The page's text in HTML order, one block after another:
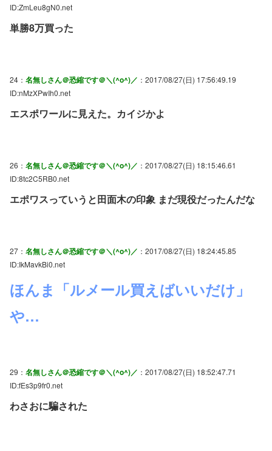
ID:ZmLeu8gN0.net
単勝8万買った
24： 名無しさん＠恐縮です＠＼(^o^)／ ：2017/08/27(日) 17:56:49.19
ID:nMzXPwIh0.net
エスポワールに見えた。カイジかよ
26： 名無しさん＠恐縮です＠＼(^o^)／ ：2017/08/27(日) 18:15:46.61
ID:8tc2C5RB0.net
エポワスっていうと田面木の印象 まだ現役だったんだな
27： 名無しさん＠恐縮です＠＼(^o^)／ ：2017/08/27(日) 18:24:45.85
ID:IkMavkBi0.net
ほんま「ルメール買えばいいだけ」
や…
29： 名無しさん＠恐縮です＠＼(^o^)／ ：2017/08/27(日) 18:52:47.71
ID:fEs3p9fr0.net
わさおに騙された